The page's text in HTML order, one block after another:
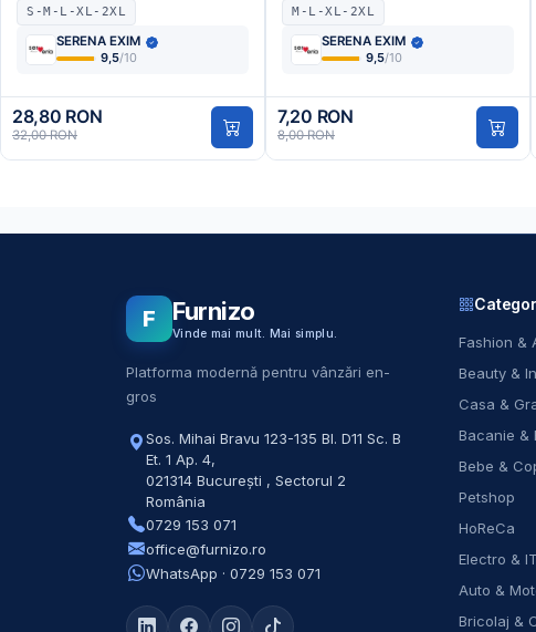
S-M-L-XL-2XL
SERENA EXIM
9,5/10
28,80 RON
32,00 RON
M-L-XL-2XL
SERENA EXIM
9,5/10
7,20 RON
8,00 RON
F Furnizo
Vinde mai mult. Mai simplu.
Platforma modernă pentru vânzări en-
gros
Sos. Mihai Bravu 123-135 Bl. D11 Sc. B
Et. 1 Ap. 4,
021314 București , Sectorul 2
România
0729 153 071
office@furnizo.ro
WhatsApp · 0729 153 071
Fashion &
Beauty &
Casa &
Bacanie &
Bebe &
Petshop
HoReCa
Electro & IT
Auto &
Bricolaj &